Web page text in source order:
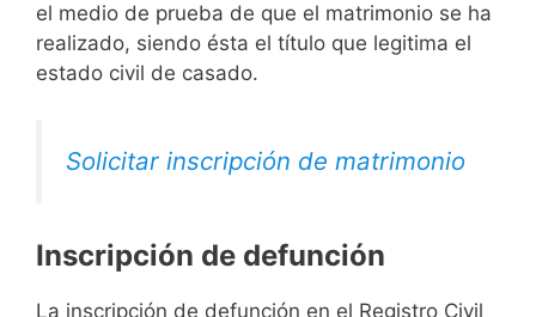
el medio de prueba de que el matrimonio se ha
realizado, siendo ésta el título que legitima el
estado civil de casado.
Solicitar inscripción de matrimonio
Inscripción de defunción
La inscripción de defunción en el Registro Civil